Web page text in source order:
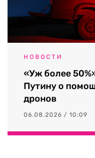
НОВОСТИ
«Уж более
Путину о
дронов
06.08.2026 / 10:09